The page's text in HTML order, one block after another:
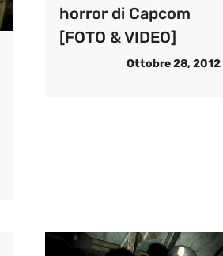
horror di Capcom
[FOTO & VIDEO]
Ottobre 28, 2012